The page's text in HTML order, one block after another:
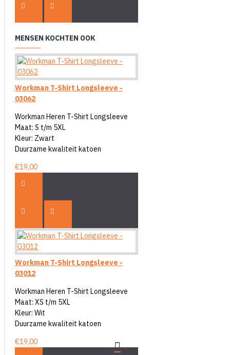
MENSEN KOCHTEN OOK
Workman T-Shirt Longsleeve -
03062
Workman Heren T-Shirt Longsleeve
Maat: S t/m 5XL
Kleur: Zwart
Duurzame kwaliteit katoen
€19,00
Workman T-Shirt Longsleeve -
03012
Workman Heren T-Shirt Longsleeve
Maat: XS t/m 5XL
Kleur: Wit
Duurzame kwaliteit katoen
€19,00